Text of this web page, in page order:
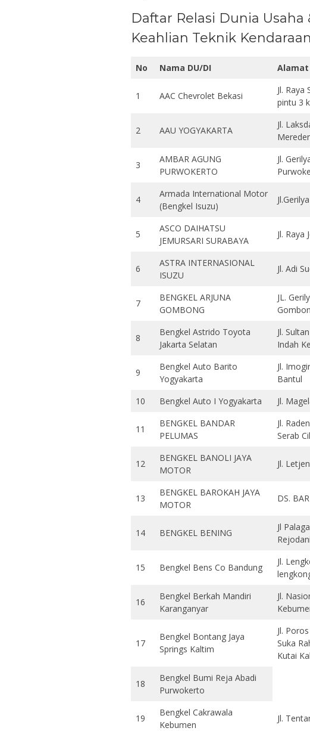
Daftar Relasi Dunia
Keahlian Teknik
No Nama DU/DI Alamat
1 AAC Chevrolet Bekasi
Jl.
pintu 3
2 AAU YOGYAKARTA
Jl.
3
AMBAR AGUNG
PURWOKERTO
Jl.
4
Armada International Motor
(Bengkel Isuzu)
5
ASCO DAIHATSU
JEMURSARI SURABAYA
Jl. Raya
6
ASTRA INTERNASIONAL
ISUZU
Jl. Adi
7
BENGKEL ARJUNA
GOMBONG
JL.
8
Bengkel Astrido Toyota
Jakarta Selatan
Jl.
Indah
9
Bengkel Auto Barito
Yogyakarta
Jl.
Bantul
10
Bengkel Auto I Yogyakarta Jl.
11
BENGKEL BANDAR
PELUMAS
Jl.
Serab
12
BENGKEL BANOLI JAYA
MOTOR
Jl.
13
BENGKEL BAROKAH JAYA
MOTOR
DS.
14 BENGKEL BENING
Jl
15 Bengkel Bens Co Bandung
Jl.
16
Bengkel Berkah Mandiri
Karanganyar
Jl.
17
Bengkel Bontang Jaya
Springs Kaltim
Jl.
Suka
Kutai
18
Bengkel Bumi Reja Abadi
Purwokerto
19
Bengkel Cakrawala
Kebumen
Jl.